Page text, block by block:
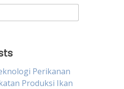
Perikanan
Produksi Ikan